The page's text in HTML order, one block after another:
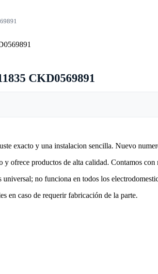
CKD0569891
exacto y una instalacion sencilla. Nuevo
y ofrece productos de alta calidad. Contamos
universal; no funciona en todos los
en caso de requerir fabricación de la parte.